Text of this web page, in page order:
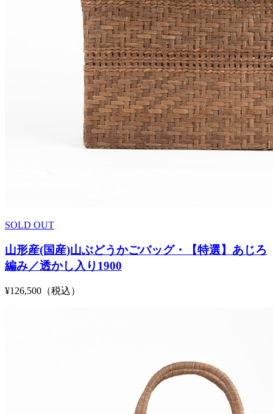
SOLD OUT
山形産(国産)山ぶどうかごバッグ・【特選】あじろ
編み／透かし入り1900
¥126,500（税込）